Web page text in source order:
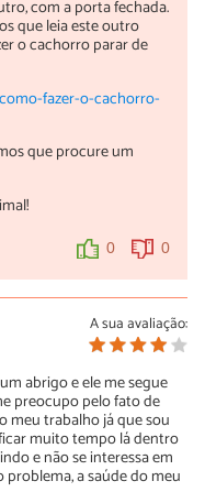
com a porta fechada.
que leia este outro
o cachorro parar de
fazer-o-cachorro-
que procure um
0 0
A sua avaliação:
abrigo e ele me segue
preocupo pelo fato de
meu trabalho já que sou
muito tempo lá dentro
e não se interessa em
a saúde do meu